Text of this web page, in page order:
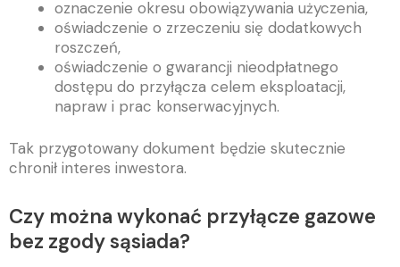
oznaczenie okresu obowiązywania użyczenia,
oświadczenie o zrzeczeniu się dodatkowych
roszczeń,
oświadczenie o gwarancji nieodpłatnego
dostępu do przyłącza celem eksploatacji,
napraw i prac konserwacyjnych.
Tak przygotowany dokument będzie skutecznie
chronił interes inwestora.
Czy można wykonać przyłącze gazowe
bez zgody sąsiada?